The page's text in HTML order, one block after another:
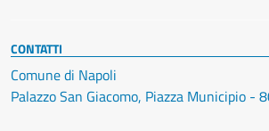
CONTATTI
Comune di Napoli
Palazzo San Giacomo, Piazza Municipio -